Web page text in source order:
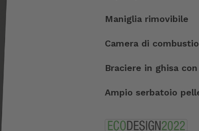
Maniglia rimovibile
Camera di
Braciere in ghisa
Ampio serbatoio